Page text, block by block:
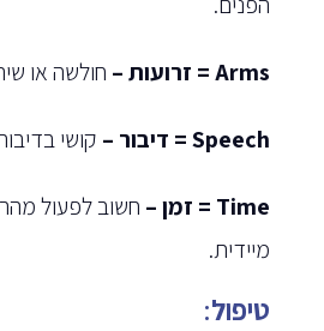
Arms = זרועות – חולשה או
Speech = דיבור – קושי
Time = זמן –
חשוב לפעול
מיידית.
טיפול: